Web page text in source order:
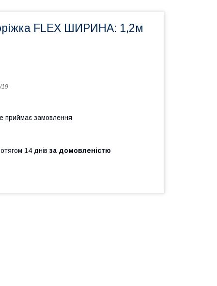
FLEX ШИРИНА: 1,2м
19
приймає замовлення
14 днів за домовленістю